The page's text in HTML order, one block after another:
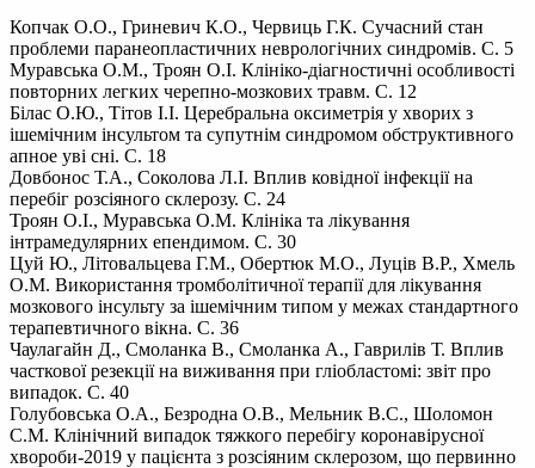
Копчак О.О., Гриневич К.О., Червиць Г.К. Сучасний стан
проблеми паранеопластичних неврологічних синдромів. С. 5
Муравська О.М., Троян О.І. Клініко-діагностичні особливості
повторних легких черепно-мозкових травм. С. 12
Білас О.Ю., Тітов І.І. Церебральна оксиметрія у хворих з
ішемічним інсультом та супутнім синдромом обструктивного
апное уві сні. С. 18
Довбонос Т.А., Соколова Л.І. Вплив ковідної інфекції на
перебіг розсіяного склерозу. С. 24
Троян О.І., Муравська О.М. Клініка та лікування
інтрамедулярних епендимом. С. 30
Цуй Ю., Літовальцева Г.М., Обертюк М.О., Луців В.Р., Хмель
О.М. Використання тромболітичної терапії для лікування
мозкового інсульту за ішемічним типом у межах стандартного
терапевтичного вікна. С. 36
Чаулагайн Д., Смоланка В., Смоланка А., Гаврилів Т. Вплив
часткової резекції на виживання при гліобластомі: звіт про
випадок. С. 40
Голубовська О.А., Безродна О.В., Мельник В.С., Шоломон
С.М. Клінічний випадок тяжкого перебігу коронавірусної
хвороби-2019 у пацієнта з розсіяним склерозом, що первинно